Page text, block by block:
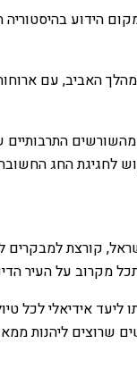
הידוע
האביב, עם
לחגיגת החג
קורצת
מקרוב על העיר
אידיאלי לכל
ליהנות